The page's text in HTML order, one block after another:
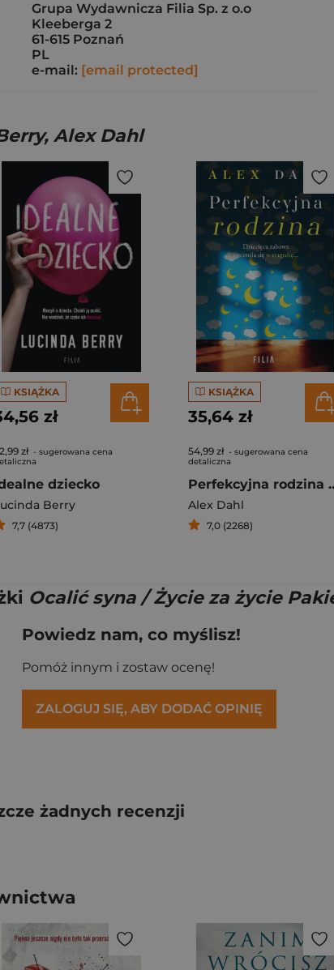
Grupa Wydawnicza Filia Sp. z o.o
Kleeberga 2
61-615 Poznań
PL
e-mail: [email protected]
Alex Dahl
KSIĄŻKA
zł
zł - sugerowana cena
dziecko
Berry
7,7 (4873)
KSIĄŻKA
35,64 zł
54,99 zł - sugerowana cena
detaliczna
Alex Dahl
7,0 (2268)
Ocalić syna / Życie za życie
Powiedz nam, co myślisz!
Pomóż innym i zostaw ocenę!
ZALOGUJ SIĘ, ABY DODAĆ OPINIĘ
żadnych recenzji